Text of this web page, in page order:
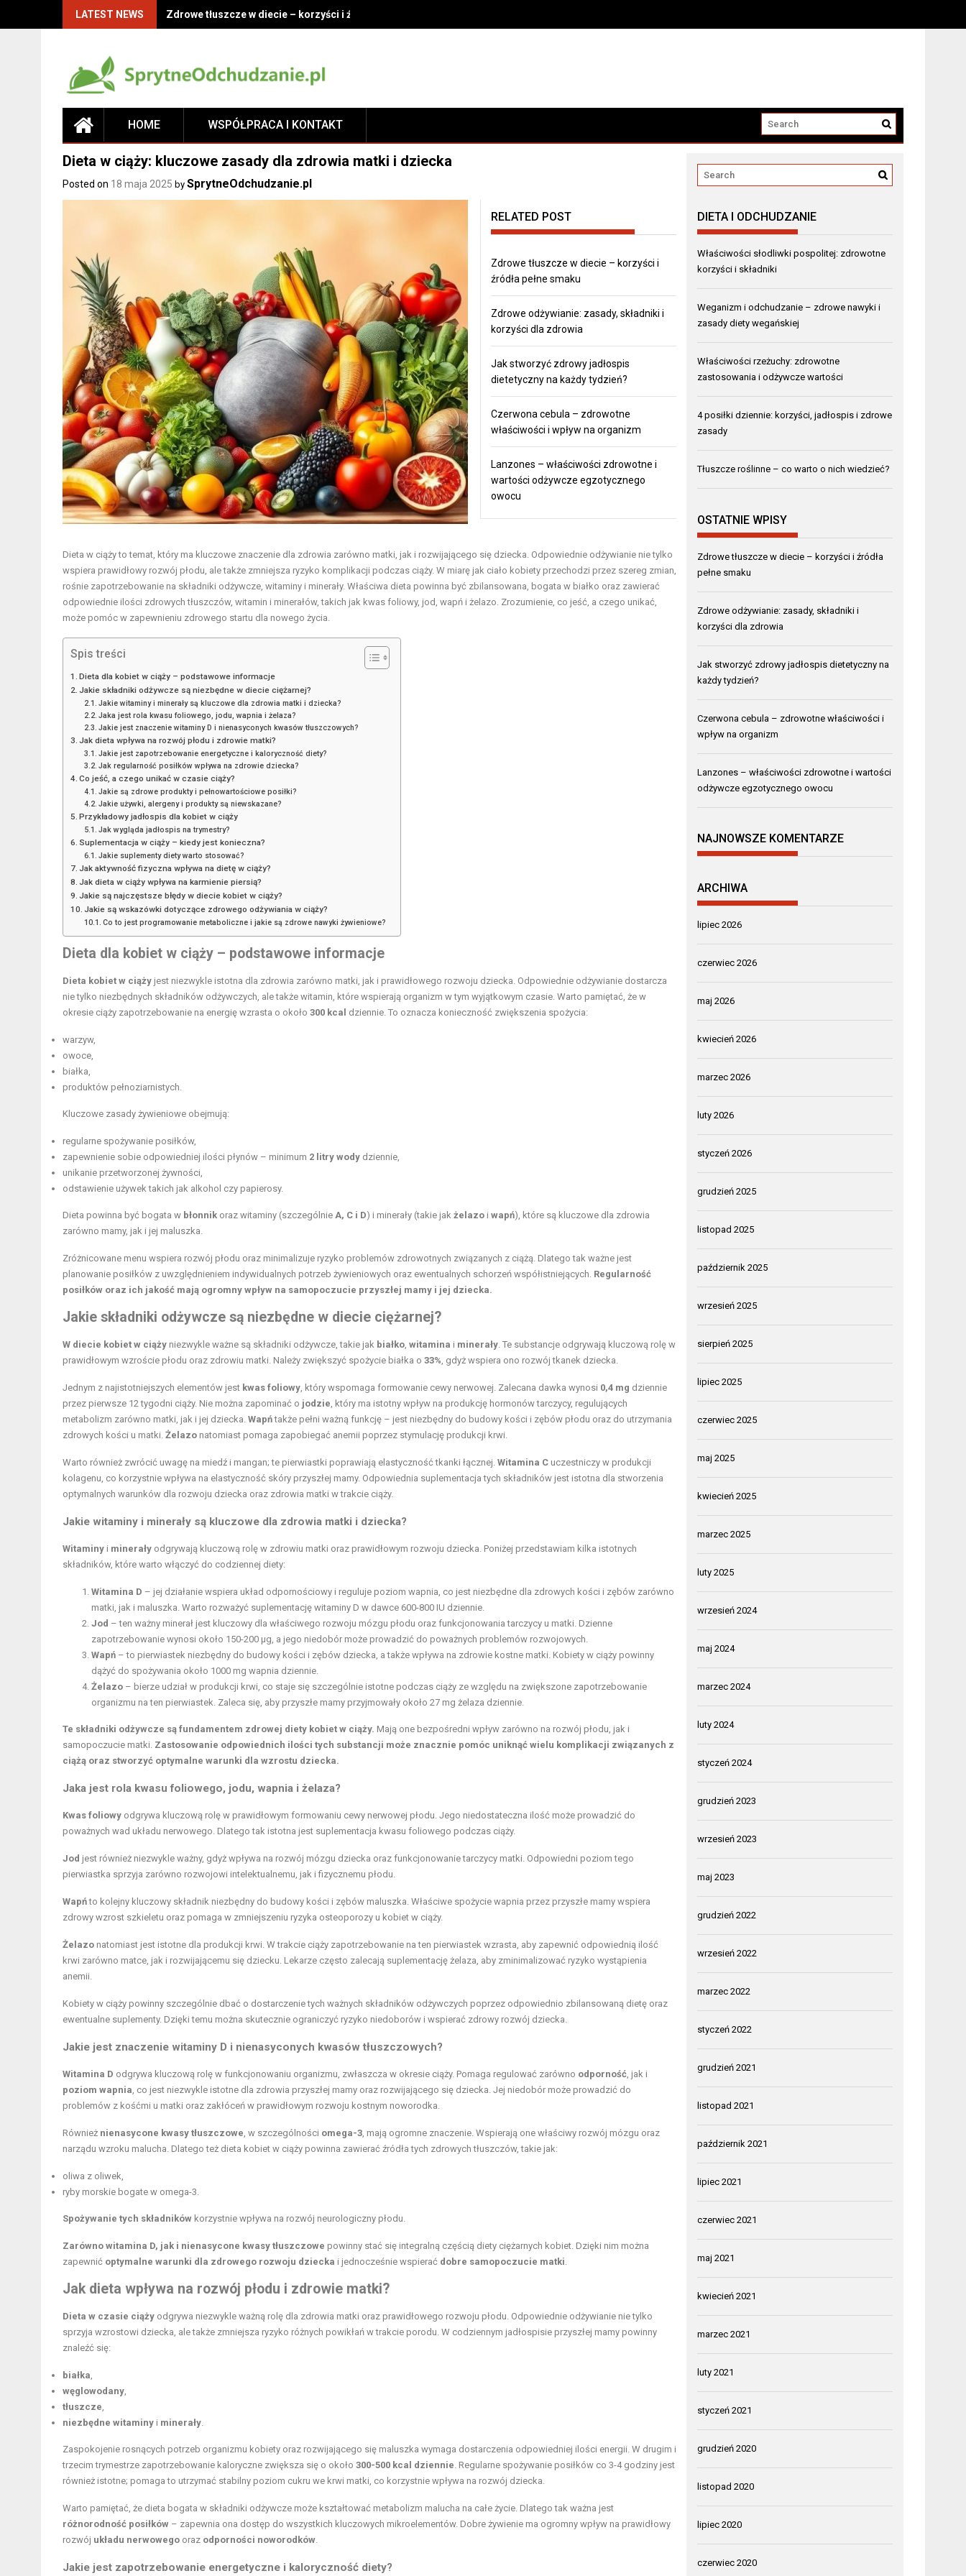
LATEST NEWS Zdrowe tłuszcze w diecie – korzyści i źródła pełne smaku
HOME WSPÓŁPRACA I KONTAKT
Dieta w ciąży: kluczowe zasady dla zdrowia matki i dziecka
Posted on 18 maja 2025 by SprytneOdchudzanie.pl
RELATED POST
Zdrowe tłuszcze w diecie – korzyści i
źródła pełne smaku
Zdrowe odżywianie: zasady, składniki i
korzyści dla zdrowia
Jak stworzyć zdrowy jadłospis
dietetyczny na każdy tydzień?
Czerwona cebula – zdrowotne
właściwości i wpływ na organizm
Lanzones – właściwości zdrowotne i
wartości odżywcze egzotycznego
owocu
Dieta w ciąży to temat, który ma kluczowe znaczenie dla zdrowia zarówno matki, jak i rozwijającego się dziecka. Odpowiednie odżywianie nie tylko
wspiera prawidłowy rozwój płodu, ale także zmniejsza ryzyko komplikacji podczas ciąży. W miarę jak ciało kobiety przechodzi przez szereg zmian,
rośnie zapotrzebowanie na składniki odżywcze, witaminy i minerały. Właściwa dieta powinna być zbilansowana, bogata w białko oraz zawierać
odpowiednie ilości zdrowych tłuszczów, witamin i minerałów, takich jak kwas foliowy, jod, wapń i żelazo. Zrozumienie, co jeść, a czego unikać,
może pomóc w zapewnieniu zdrowego startu dla nowego życia.
Spis treści
Dieta dla kobiet w ciąży – podstawowe informacje
Jakie składniki odżywcze są niezbędne w diecie ciężarnej?
Jakie witaminy i minerały są kluczowe dla zdrowia matki i dziecka?
Jaka jest rola kwasu foliowego, jodu, wapnia i żelaza?
Jakie jest znaczenie witaminy D i nienasyconych kwasów tłuszczowych?
Jak dieta wpływa na rozwój płodu i zdrowie matki?
Jakie jest zapotrzebowanie energetyczne i kaloryczność diety?
Jak regularność posiłków wpływa na zdrowie dziecka?
Co jeść, a czego unikać w czasie ciąży?
Jakie są zdrowe produkty i pełnowartościowe posiłki?
Jakie używki, alergeny i produkty są niewskazane?
Przykładowy jadłospis dla kobiet w ciąży
Jak wygląda jadłospis na trymestry?
Suplementacja w ciąży – kiedy jest konieczna?
Jakie suplementy diety warto stosować?
Jak aktywność fizyczna wpływa na dietę w ciąży?
Jak dieta w ciąży wpływa na karmienie piersią?
Jakie są najczęstsze błędy w diecie kobiet w ciąży?
Jakie są wskazówki dotyczące zdrowego odżywiania w ciąży?
Co to jest programowanie metaboliczne i jakie są zdrowe nawyki żywieniowe?
Dieta dla kobiet w ciąży – podstawowe informacje
Dieta kobiet w ciąży jest niezwykle istotna dla zdrowia zarówno matki, jak i prawidłowego rozwoju dziecka. Odpowiednie odżywianie dostarcza
nie tylko niezbędnych składników odżywczych, ale także witamin, które wspierają organizm w tym wyjątkowym czasie. Warto pamiętać, że w
okresie ciąży zapotrzebowanie na energię wzrasta o około 300 kcal dziennie. To oznacza konieczność zwiększenia spożycia:
warzyw,
owoce,
białka,
produktów pełnoziarnistych.
Kluczowe zasady żywieniowe obejmują:
regularne spożywanie posiłków,
zapewnienie sobie odpowiedniej ilości płynów – minimum 2 litry wody dziennie,
unikanie przetworzonej żywności
odstawienie używek takich jak alkohol czy papierosy.
Dieta powinna być bogata w błonnik oraz witaminy (szczególnie A, C i D) i minerały (takie jak żelazo i wapń), które są kluczowe dla zdrowia
zarówno mamy, jak i jej maluszka.
Zróżnicowane menu wspiera rozwój płodu oraz minimalizuje ryzyko problemów zdrowotnych związanych z ciążą. Dlatego tak ważne jest
planowanie posiłków z uwzględnieniem indywidualnych potrzeb żywieniowych oraz ewentualnych schorzeń współistniejących. Regularność
posiłków oraz ich jakość mają ogromny wpływ na samopoczucie przyszłej mamy i jej dziecka.
Jakie składniki odżywcze są niezbędne w diecie ciężarnej?
W diecie kobiet w ciąży niezwykle ważne są składniki odżywcze, takie jak białko witamina i minerały . Te substancje odgrywają kluczową rolę w
prawidłowym wzroście płodu oraz zdrowiu matki. Należy zwiększyć spożycie białka o 33% , gdyż wspiera ono rozwój tkanek dziecka.
Jednym z najistotniejszych elementów jest kwas foliowy , który wspomaga formowanie cewy nerwowej. Zalecana dawka wynosi 0,4 mg dziennie
przez pierwsze 12 tygodni ciąży. Nie można zapominać o jodzie , który ma istotny wpływ na produkcję hormonów tarczycy, regulujących
metabolizm zarówno matki, jak i jej dziecka. Wapńtakże pełni ważną funkcję – jest niezbędny do budowy kości i zębów płodu oraz do utrzymania
zdrowych kości u matki. Żelazo natomiast pomaga zapobiegać anemii poprzez stymulację produkcji krwi.
Warto również zwrócić uwagę na miedź i mangan; te pierwiastki poprawiają elastyczność tkanki łącznej. Witamina C uczestniczy w produkcji
kolagenu, co korzystnie wpływa na elastyczność skóry przyszłej mamy. Odpowiednia suplementacja tych składników jest istotna dla stworzenia
optymalnych warunków dla rozwoju dziecka oraz zdrowia matki w trakcie ciąży.
Jakie witaminy i minerały są kluczowe dla zdrowia matki i dziecka?
Witaminy i minerały odgrywają kluczową rolę w zdrowiu matki oraz prawidłowym rozwoju dziecka. Poniżej przedstawiam kilka istotnych
składników, które warto włączyć do codziennej diety:
Witamina D – jej działanie wspiera układ odpornościowy i reguluje poziom wapnia, co jest niezbędne dla zdrowych kości i zębów zarówno
matki, jak i maluszka. Warto rozważyć suplementację witaminy D w dawce 600-800 IU dziennie.
Jod – ten ważny minerał jest kluczowy dla właściwego rozwoju mózgu płodu oraz funkcjonowania tarczycy u matki. Dzienne
zapotrzebowanie wynosi około 150-200 μg, a jego niedobór może prowadzić do poważnych problemów rozwojowych.
Wapń – to pierwiastek niezbędny do budowy kości i zębów dziecka, a także wpływa na zdrowie kostne matki. Kobiety w ciąży powinny
dążyć do spożywania około 1000 mg wapnia dziennie.
Żelazo – bierze udział w produkcji krwi, co staje się szczególnie istotne podczas ciąży ze względu na zwiększone zapotrzebowanie
organizmu na ten pierwiastek. Zaleca się, aby przyszłe mamy przyjmowały około 27 mg żelaza dziennie.
Te składniki odżywcze są fundamentem zdrowej diety kobiet w ciąży. Mają one bezpośredni wpływ zarówno na rozwój płodu, jak i
samopoczucie matki. Zastosowanie odpowiednich ilości tych substancji może znacznie pomóc uniknąć wielu komplikacji związanych z
ciążą oraz stworzyć optymalne warunki dla wzrostu dziecka.
Jaka jest rola kwasu foliowego, jodu, wapnia i żelaza?
Kwas foliowy odgrywa kluczową rolę w prawidłowym formowaniu cewy nerwowej płodu. Jego niedostateczna ilość może prowadzić do
poważnych wad układu nerwowego. Dlatego tak istotna jest suplementacja kwasu foliowego podczas ciąży.
Jod jest również niezwykle ważny, gdyż wpływa na rozwój mózgu dziecka oraz funkcjonowanie tarczycy matki. Odpowiedni poziom tego
pierwiastka sprzyja zarówno rozwojowi intelektualnemu, jak i fizycznemu płodu.
Wapńto kolejny kluczowy składnik niezbędny do budowy kości i zębów maluszka. Właściwe spożycie wapnia przez przyszłe mamy wspiera
zdrowy wzrost szkieletu oraz pomaga w zmniejszeniu ryzyka osteoporozy u kobiet w ciąży.
Żelazo natomiast jest istotne dla produkcji krwi. W trakcie ciąży zapotrzebowanie na ten pierwiastek wzrasta, aby zapewnić odpowiednią ilość
krwi zarówno matce, jak i rozwijającemu się dziecku. Lekarze często zalecają suplementację żelaza, aby zminimalizować ryzyko wystąpienia
anemii.
Kobiety w ciąży powinny szczególnie dbać o dostarczenie tych ważnych składników odżywczych poprzez odpowiednio zbilansowaną dietę oraz
ewentualne suplementy. Dzięki temu można skutecznie ograniczyć ryzyko niedoborów i wspierać zdrowy rozwój dziecka.
Jakie jest znaczenie witaminy D i nienasyconych kwasów tłuszczowych?
Witamina D odgrywa kluczową rolę w funkcjonowaniu organizmu, zwłaszcza w okresie ciąży. Pomaga regulować zarówno odporność , jak i
poziom wapnia , co jest niezwykle istotne dla zdrowia przyszłej mamy oraz rozwijającego się dziecka. Jej niedobór może prowadzić do
problemów z kośćmi u matki oraz zakłóceń w prawidłowym rozwoju kostnym noworodka.
Również nienasycone kwasy tłuszczowe , w szczególności omega-3 , mają ogromne znaczenie. Wspierają one właściwy rozwój mózgu oraz
narządu wzroku malucha. Dlatego też dieta kobiet w ciąży powinna zawierać źródła tych zdrowych tłuszczów, takie jak:
oliwa z oliwek,
ryby morskie bogate w omega-3.
Spożywanie tych składników korzystnie wpływa na rozwój neurologiczny płodu.
Zarówno witamina D, jak i nienasycone kwasy tłuszczowe powinny stać się integralną częścią diety ciężarnych kobiet. Dzięki nim można
zapewnić optymalne warunki dla zdrowego rozwoju dziecka i jednocześnie wspierać dobre samopoczucie matki
Jak dieta wpływa na rozwój płodu i zdrowie matki?
Dieta w czasie ciąży odgrywa niezwykle ważną rolę dla zdrowia matki oraz prawidłowego rozwoju płodu. Odpowiednie odżywianie nie tylko
sprzyja wzrostowi dziecka, ale także zmniejsza ryzyko różnych powikłań w trakcie porodu. W codziennym jadłospisie przyszłej mamy powinny
znaleźć się:
białka
węglowodany
tłuszcze
niezbędne witaminy i minerały
Zaspokojenie rosnących potrzeb organizmu kobiety oraz rozwijającego się maluszka wymaga dostarczenia odpowiedniej ilości energii. W drugim i
trzecim trymestrze zapotrzebowanie kaloryczne zwiększa się o około 300-500 kcal dziennie . Regularne spożywanie posiłków co 3-4 godziny jest
również istotne; pomaga to utrzymać stabilny poziom cukru we krwi matki, co korzystnie wpływa na rozwój dziecka.
Warto pamiętać, że dieta bogata w składniki odżywcze może kształtować metabolizm malucha na całe życie. Dlatego tak ważna jest
różnorodność posiłków – zapewnia ona dostęp do wszystkich kluczowych mikroelementów. Dobre żywienie ma ogromny wpływ na prawidłowy
rozwój układu nerwowego oraz odporności noworodków
Jakie jest zapotrzebowanie energetyczne i kaloryczność diety?
DIETA I ODCHUDZANIE
Właściwości słodliwki pospolitej: zdrowotne
korzyści i składniki
Weganizm i odchudzanie – zdrowe nawyki i
zasady diety wegańskiej
Właściwości rzeżuchy: zdrowotne
zastosowania i odżywcze wartości
4 posiłki dziennie: korzyści, jadłospis i zdrowe
zasady
Tłuszcze roślinne – co warto o nich wiedzieć?
OSTATNIE WPISY
Zdrowe tłuszcze w diecie – korzyści i źródła
pełne smaku
Zdrowe odżywianie: zasady, składniki i
korzyści dla zdrowia
Jak stworzyć zdrowy jadłospis dietetyczny na
każdy tydzień?
Czerwona cebula – zdrowotne właściwości i
wpływ na organizm
Lanzones – właściwości zdrowotne i wartości
odżywcze egzotycznego owocu
NAJNOWSZE KOMENTARZE
ARCHIWA
lipiec 2026
czerwiec 2026
maj 2026
kwiecień 2026
marzec 2026
luty 2026
styczeń 2026
grudzień 2025
listopad 2025
październik 2025
wrzesień 2025
sierpień 2025
lipiec 2025
czerwiec 2025
maj 2025
kwiecień 2025
marzec 2025
luty 2025
wrzesień 2024
maj 2024
marzec 2024
luty 2024
styczeń 2024
grudzień 2023
wrzesień 2023
maj 2023
grudzień 2022
wrzesień 2022
marzec 2022
styczeń 2022
grudzień 2021
listopad 2021
październik 2021
lipiec 2021
czerwiec 2021
maj 2021
kwiecień 2021
marzec 2021
luty 2021
styczeń 2021
grudzień 2020
listopad 2020
lipiec 2020
czerwiec 2020